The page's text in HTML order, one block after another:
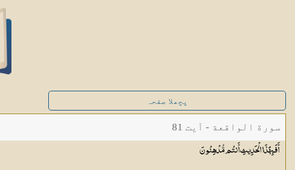
پچھلا صفحہ
سورة الواقعة - آیت 81
أَفَبِهَٰذَا الْحَدِيثِ أَنتُممُّدْهِنُونَ